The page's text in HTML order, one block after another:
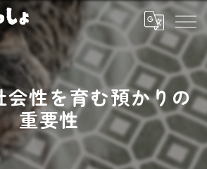
会性を育む預かりの
重要性